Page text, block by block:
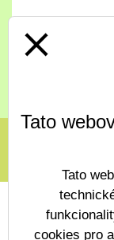
Prohlášení
close
Tato
Tato
cookies pro